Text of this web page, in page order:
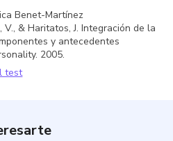
Benet-Martínez
& Haritatos, J. Integración de la
y antecedentes
2005.
test